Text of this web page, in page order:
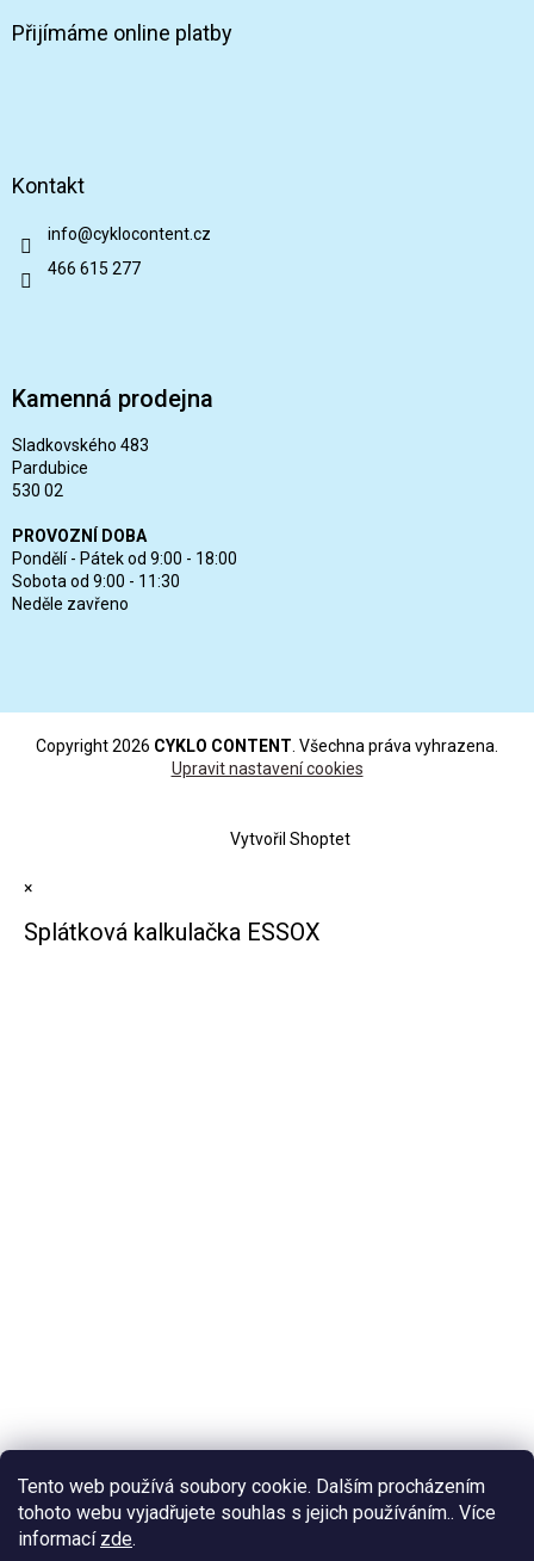
Tento web používá soubory cookie. Dalším procházením
tohoto webu vyjadřujete souhlas s jejich používáním.. Více
informací zde.
Přijímáme online platby
Kontakt
info@cyklocontent.cz
466 615 277
Kamenná prodejna
Sladkovského 483
Pardubice
530 02
PROVOZNÍ DOBA
Pondělí - Pátek od 9:00 - 18:00
Sobota od 9:00 - 11:30
Neděle zavřeno
Vytvořil Shoptet
Copyright 2026 CYKLO CONTENT . Všechna práva vyhrazena.
Upravit nastavení cookies
×
Splátková kalkulačka ESSOX